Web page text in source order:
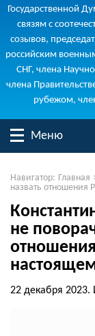
Государственной
связям с
созывов,
российским
СНГ, члена
члена
рубежом,
Меню
Навигатор: Главная
назвать отношения
не
22 декабря 2023.